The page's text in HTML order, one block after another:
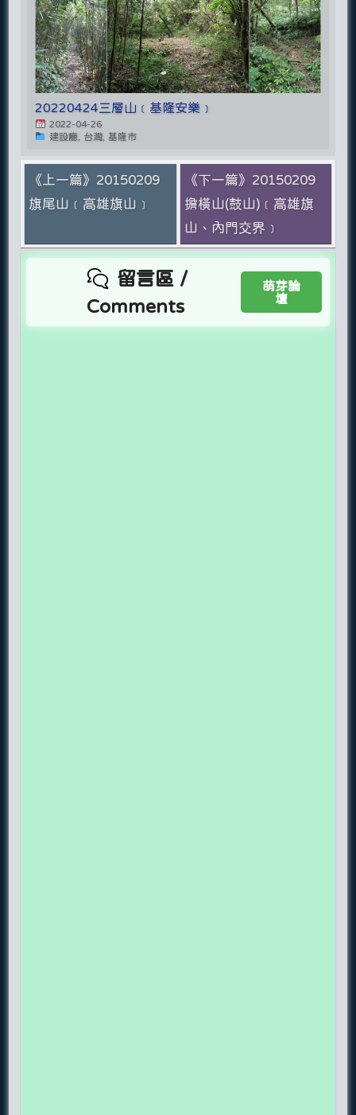
20220424三層山﹝基隆安樂﹞
2022-04-26
建設廳, 台灣, 基隆市
《上一篇》20150209
旗尾山﹝高雄旗山﹞
《下一篇》20150209
擔橫山(鼓山)﹝高雄旗
山、內門交界﹞
留言區 /
Comments
萌芽論
壇